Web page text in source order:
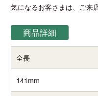
気になるお客さまは、ご来
商品詳細
全長
141mm